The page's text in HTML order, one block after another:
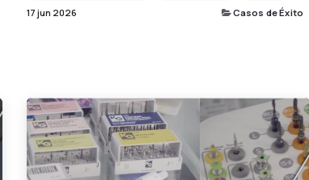
17 jun 2026 Casos de Éxito